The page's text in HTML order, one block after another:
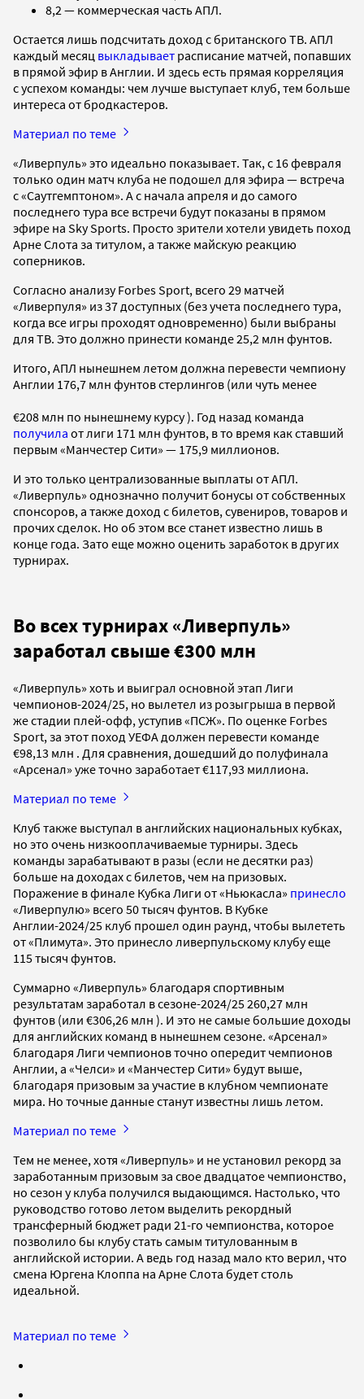
8,2 — коммерческая часть АПЛ.
Остается лишь подсчитать доход с британского ТВ. АПЛ
каждый месяц выкладывает расписание матчей, попавших
в прямой эфир в Англии. И здесь есть прямая корреляция
с успехом команды: чем лучше выступает клуб, тем больше
интереса от бродкастеров.
Материал по теме
«Ливерпуль» это идеально показывает. Так, с 16 февраля
только один матч клуба не подошел для эфира — встреча
с «Саутгемптоном». А с начала апреля и до самого
последнего тура все встречи будут показаны в прямом
эфире на Sky Sports. Просто зрители хотели увидеть поход
Арне Слота за титулом, а также майскую реакцию
соперников.
Согласно анализу Forbes Sport, всего 29 матчей
«Ливерпуля» из 37 доступных (без учета последнего тура,
когда все игры проходят одновременно) были выбраны
для ТВ. Это должно принести команде 25,2 млн фунтов.
Итого, АПЛ нынешнем летом должна перевести чемпиону
Англии 176,7 млн фунтов стерлингов (или чуть менее
€208 млн по нынешнему курсу ). Год назад команда
получила от лиги 171 млн фунтов, в то время как ставший
первым «Манчестер Сити» — 175,9 миллионов.
И это только централизованные выплаты от АПЛ.
«Ливерпуль» однозначно получит бонусы от собственных
спонсоров, а также доход с билетов, сувениров, товаров и
прочих сделок. Но об этом все станет известно лишь в
конце года. Зато еще можно оценить заработок в других
турнирах.
Во всех турнирах «Ливерпуль»
заработал свыше €300 млн
«Ливерпуль» хоть и выиграл основной этап Лиги
чемпионов-2024/25, но вылетел из розыгрыша в первой
же стадии плей-офф, уступив «ПСЖ». По оценке Forbes
Sport, за этот поход УЕФА должен перевести команде
€98,13 млн . Для сравнения, дошедший до полуфинала
«Арсенал» уже точно заработает €117,93 миллиона.
Материал по теме
Клуб также выступал в английских национальных кубках,
но это очень низкооплачиваемые турниры. Здесь
команды зарабатывают в разы (если не десятки раз)
больше на доходах с билетов, чем на призовых.
Поражение в финале Кубка Лиги от «Ньюкасла» принесло
«Ливерпулю» всего 50 тысяч фунтов. В Кубке
Англии-2024/25 клуб прошел один раунд, чтобы вылететь
от «Плимута». Это принесло ливерпульскому клубу еще
115 тысяч фунтов.
Суммарно «Ливерпуль» благодаря спортивным
результатам заработал в сезоне-2024/25 260,27 млн
фунтов (или €306,26 млн ). И это не самые большие доходы
для английских команд в нынешнем сезоне. «Арсенал»
благодаря Лиги чемпионов точно опередит чемпионов
Англии, а «Челси» и «Манчестер Сити» будут выше,
благодаря призовым за участие в клубном чемпионате
мира. Но точные данные станут известны лишь летом.
Материал по теме
Тем не менее, хотя «Ливерпуль» и не установил рекорд за
заработанным призовым за свое двадцатое чемпионство,
но сезон у клуба получился выдающимся. Настолько, что
руководство готово летом выделить рекордный
трансферный бюджет ради 21-го чемпионства, которое
позволило бы клубу стать самым титулованным в
английской истории. А ведь год назад мало кто верил, что
смена Юргена Клоппа на Арне Слота будет столь
идеальной.
Материал по теме